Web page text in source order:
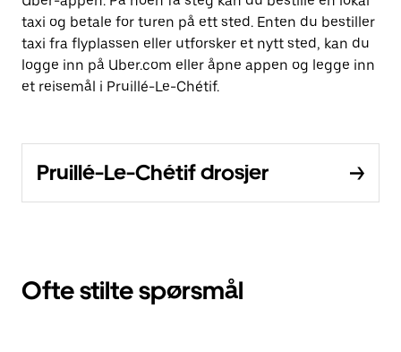
taxi og betale for turen på ett sted. Enten du bestiller
taxi fra flyplassen eller utforsker et nytt sted, kan du
logge inn på Uber.com eller åpne appen og legge inn
et reisemål i Pruillé-Le-Chétif.
Pruillé-Le-Chétif drosjer
Ofte stilte spørsmål